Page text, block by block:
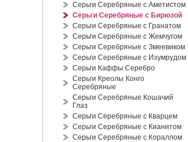
Серьги Серебряные с Аметистом
Серьги Серебряные с Бирюзой
Серьги Серебряные с Гранатом
Серьги Серебряные с Жемчугом
Серьги Серебряные с Змеевиком
Серьги Серебряные с Изумрудом
Серьги Каффы Серебро
Серьги Креолы Конго
Серебряные
Серьги Серебряные Кошачий
Глаз
Серьги Серебряные с Кварцем
Серьги Серебряные с Кианитом
Серьги Серебряные с Кораллом
с бирюзой. Серебро
Подвеска серебряная с
бирюзой.
230,00 €*